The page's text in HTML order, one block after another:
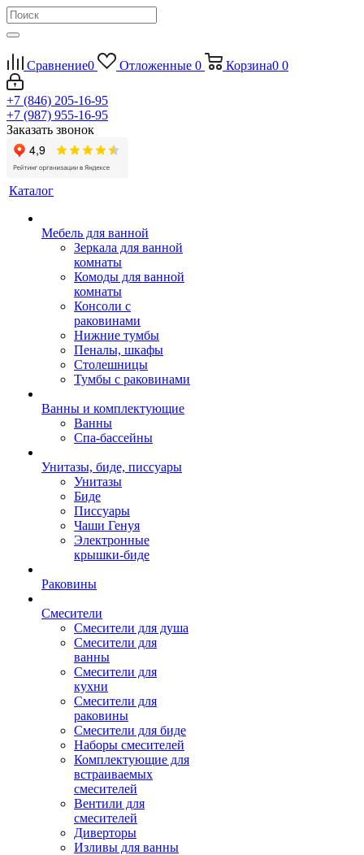
Сравнение0 Отложенные 0 Корзина0 0
+7 (846) 205-16-95
+7 (987) 955-16-95
Заказать звонок
Каталог
Мебель для ванной
Зеркала для ванной
комнаты
Комоды для ванной
комнаты
Консоли с
раковинами
Нижние тумбы
Пеналы, шкафы
Столешницы
Тумбы с раковинами
Ванны и комплектующие
Ванны
Спа-бассейны
Унитазы, биде, писсуары
Унитазы
Биде
Писсуары
Чаши Генуя
Электронные
крышки-биде
Раковины
Смесители
Смесители для душа
Смесители для
ванны
Смесители для
кухни
Смесители для
раковины
Смесители для биде
Наборы смесителей
Комплектующие для
встраиваемых
смесителей
Вентили для
смесителей
Диверторы
Изливы для ванны